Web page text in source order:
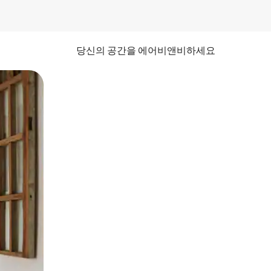
당신의 공간을 에어비앤비하세요